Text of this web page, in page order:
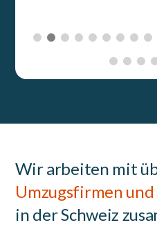
Wir arbeiten mit
Umzugsfirmen
in der Schweiz